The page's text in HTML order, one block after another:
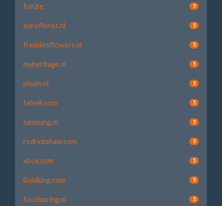
fun.be 5
euroflorist.nl 5
freddiesflowers.nl 5
myheritage.nl 5
pixum.nl 5
telsell.com 5
samsung.nl 5
redrickshaw.com 5
xbox.com 5
Boldking.com 5
foodspring.nl 5